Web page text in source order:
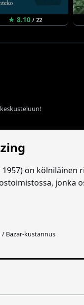
★ 8.10 / 22
1957) on
jonka
Bazar-kustannus